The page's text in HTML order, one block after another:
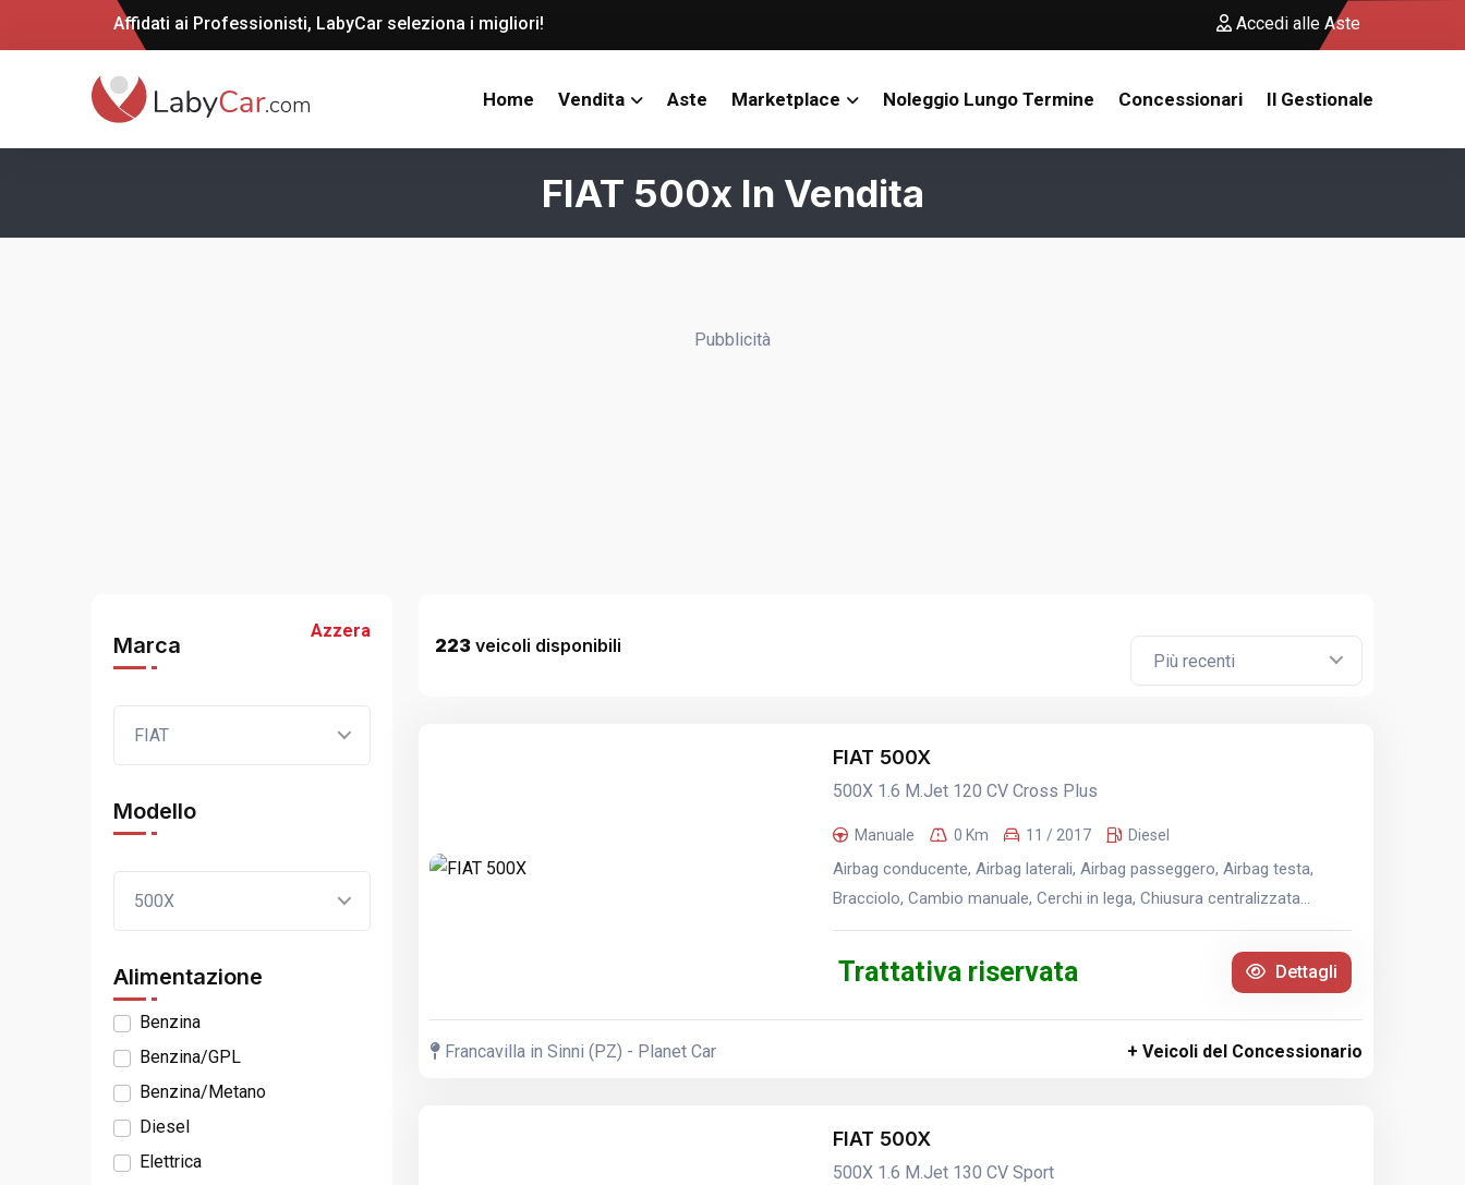
Affidati ai Professionisti, LabyCar seleziona i migliori! Accedi alle Aste
Home Vendita Aste Marketplace Noleggio Lungo Termine Concessionari Il Gestionale
FIAT 500x In Vendita
Pubblicità
Azzera
Marca
FIAT
Modello
500X
Alimentazione
Benzina
Benzina/GPL
Benzina/Metano
Diesel
Elettrica
223 veicoli disponibili
Più recenti
FIAT 500X
500X 1.6 M.Jet 120 CV Cross Plus
Manuale 0 Km 11 / 2017 Diesel
Airbag conducente, Airbag laterali, Airbag passeggero, Airbag testa,
Bracciolo, Cambio manuale, Cerchi in lega, Chiusura centralizzata...
Trattativa riservata Dettagli
Francavilla in Sinni (PZ) - Planet Car + Veicoli del Concessionario
FIAT 500X
500X 1.6 M.Jet 130 CV Sport